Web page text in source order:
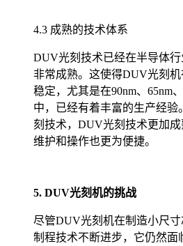
4.3 成熟的技术体系
DUV光刻技术已经在半导体
非常成熟。这使得DUV光刻
稳定，尤其是在90nm、65nm
中，已经有着丰富的生产经
刻技术，DUV光刻技术更加
维护和操作也更为便捷。
5. DUV光刻机的挑战
尽管DUV光刻机在制造小尺
制程技术不断进步，它仍然面